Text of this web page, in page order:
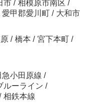
市 / 相模原市南区 /
愛甲郡愛川町 / 大和市
/ 橋本 / 宮下本町 /
急小田原線 /
ルーライン /
相鉄本線